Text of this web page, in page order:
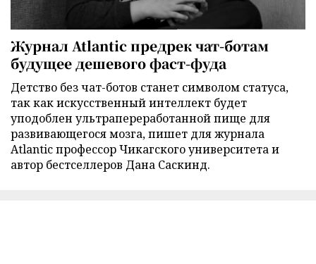
Журнал Atlantic предрек чат-ботам
будущее дешевого фаст-фуда
Детство без чат-ботов станет символом статуса,
так как искусственный интеллект будет
уподоблен ультрапереработанной пище для
развивающегося мозга, пишет для журнала
Atlantic профессор Чикагского университета и
автор бестселлеров Дана Саскинд.